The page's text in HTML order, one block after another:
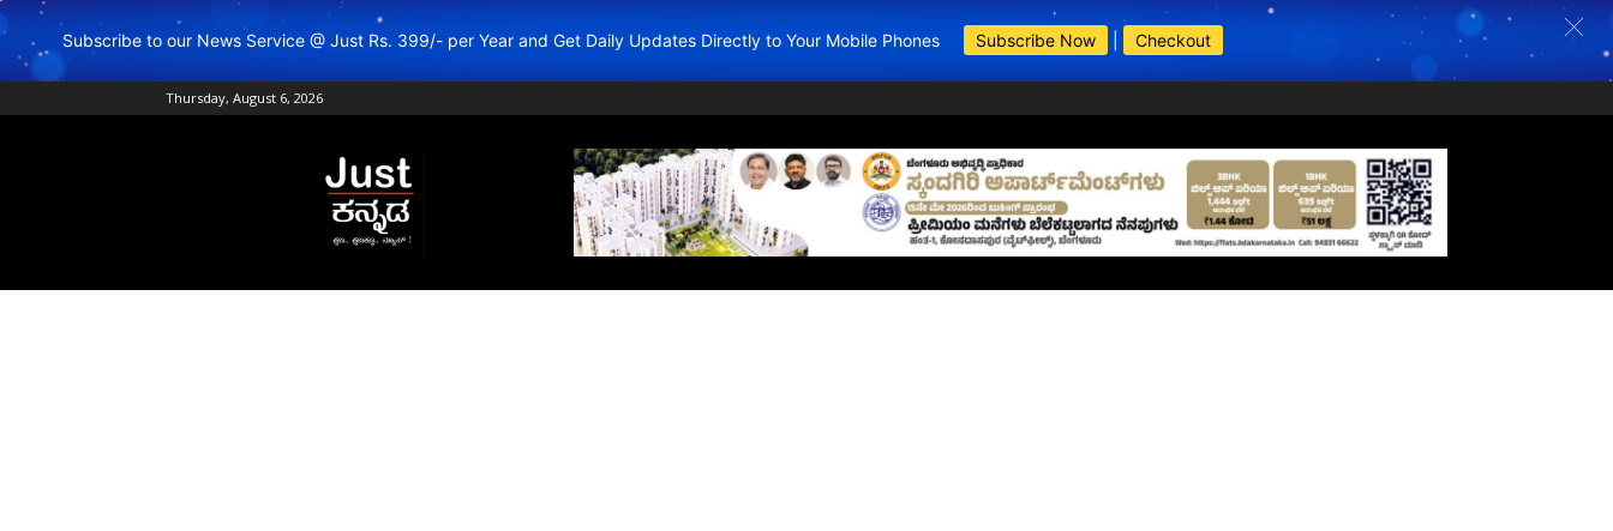
Subscribe to our News Service @ Just Rs. 399/- per Year and Get Daily Updates Directly to Your Mobile Phones Subscribe Now Checkout
Thursday, August 6, 2026
Just
Kannada
–
Online
News
BDA Apartments